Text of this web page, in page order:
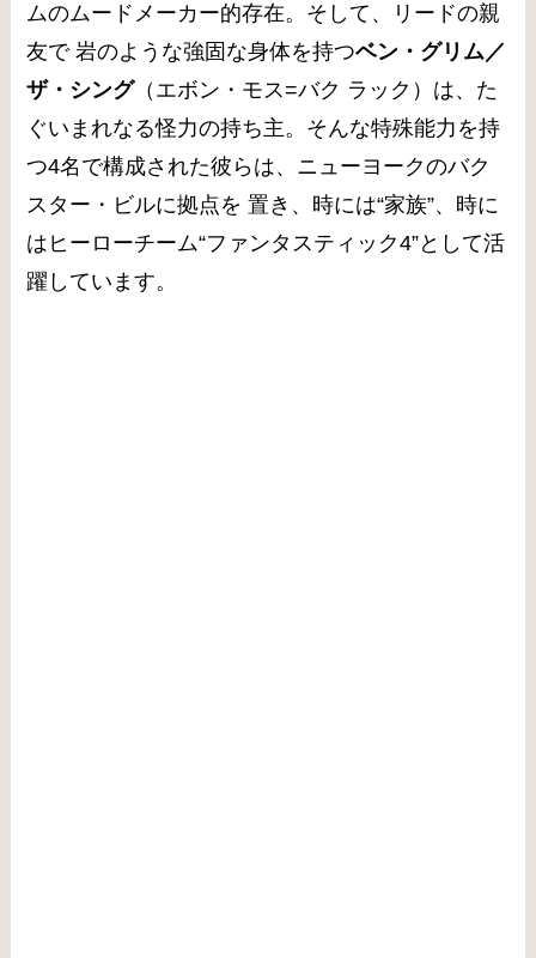
ムのムードメーカー的存在。そして、リードの親
友で 岩のような強固な身体を持つベン・グリム／
ザ・シング（エボン・モス=バク ラック）は、た
ぐいまれなる怪力の持ち主。そんな特殊能力を持
つ4名で構成された彼らは、ニューヨークのバク
スター・ビルに拠点を 置き、時には“家族”、時に
はヒーローチーム“ファンタスティック4”として活
躍しています。